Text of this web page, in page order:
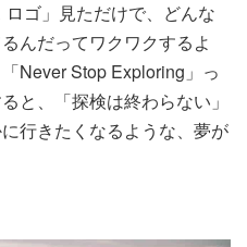
ゴ」見ただけで、どんな
んだってワクワクするよ
Never Stop Exploring」っ
と、「探検は終わらない」
行きたくなるような、夢が